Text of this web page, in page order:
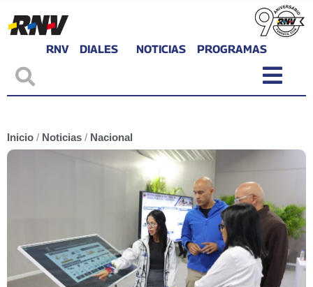
RNV DIALES NOTICIAS PROGRAMAS
Inicio / Noticias / Nacional